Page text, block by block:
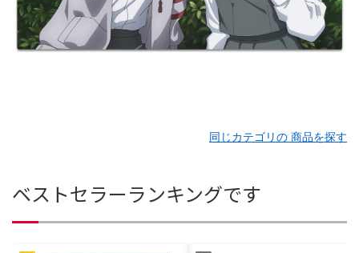
同じカテゴリの 商品を探す
ベストセラーランキングです